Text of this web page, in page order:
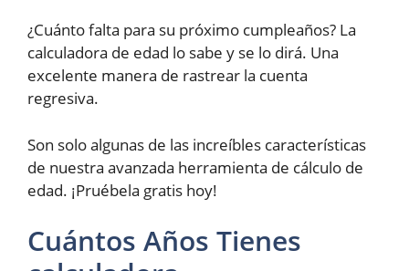
¿Cuánto falta para su próximo cumpleaños? La
calculadora de edad lo sabe y se lo dirá. Una
excelente manera de rastrear la cuenta
regresiva.
Son solo algunas de las increíbles características
de nuestra avanzada herramienta de cálculo de
edad. ¡Pruébela gratis hoy!
Cuántos Años Tienes